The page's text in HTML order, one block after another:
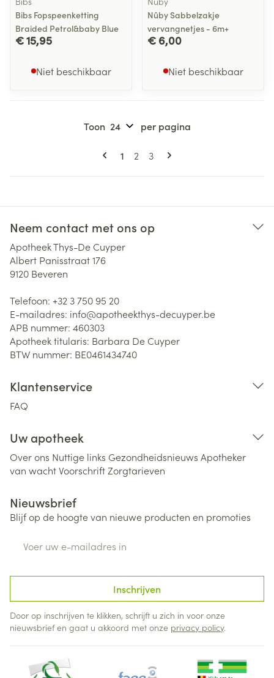
Bibs Fopspeenketting
Braided Petrol&baby Blue
€ 15,95
Niet beschikbaar
Nûby Sabbelzakje
vervangnetjes - 6m+
€ 6,00
Niet beschikbaar
Pagina's
U lees momenteel pagina
1 Pagina
2 Pagina
3
Toon per pagina
Neem contact met ons op
Apotheek Thys-De Cuyper
Albert Panisstraat 176
9120 Beveren
Telefoon: +32 3 750 95 20
E-mailadres: info@apotheekthys-decuyper.be
APB nummer: 460303
Apotheek titularis: Barbara De Cuyper
BTW nummer: BE0461434740
Klantenservice
FAQ
Uw apotheek
Over ons Nuttige links Gezondheidsnieuws Apotheker
van wachtVoorschriftZorgtarieven
Nieuwsbrief
Blijf op de hoogte van nieuwe producten en promoties
Inschrijven
Door op inschrijven te klikken, schrijft u zich in voor onze
nieuwsbrief en gaat u akkoord met onze privacy policy.